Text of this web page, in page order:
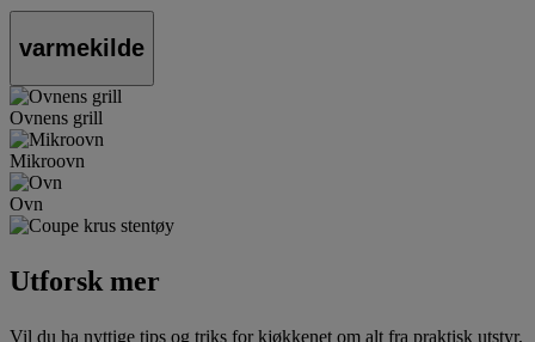
varmekilde
Ovnens grill
Mikroovn
Ovn
Utforsk mer
Vil du ha nyttige tips og triks for kjøkkenet om alt fra praktisk utstyr,